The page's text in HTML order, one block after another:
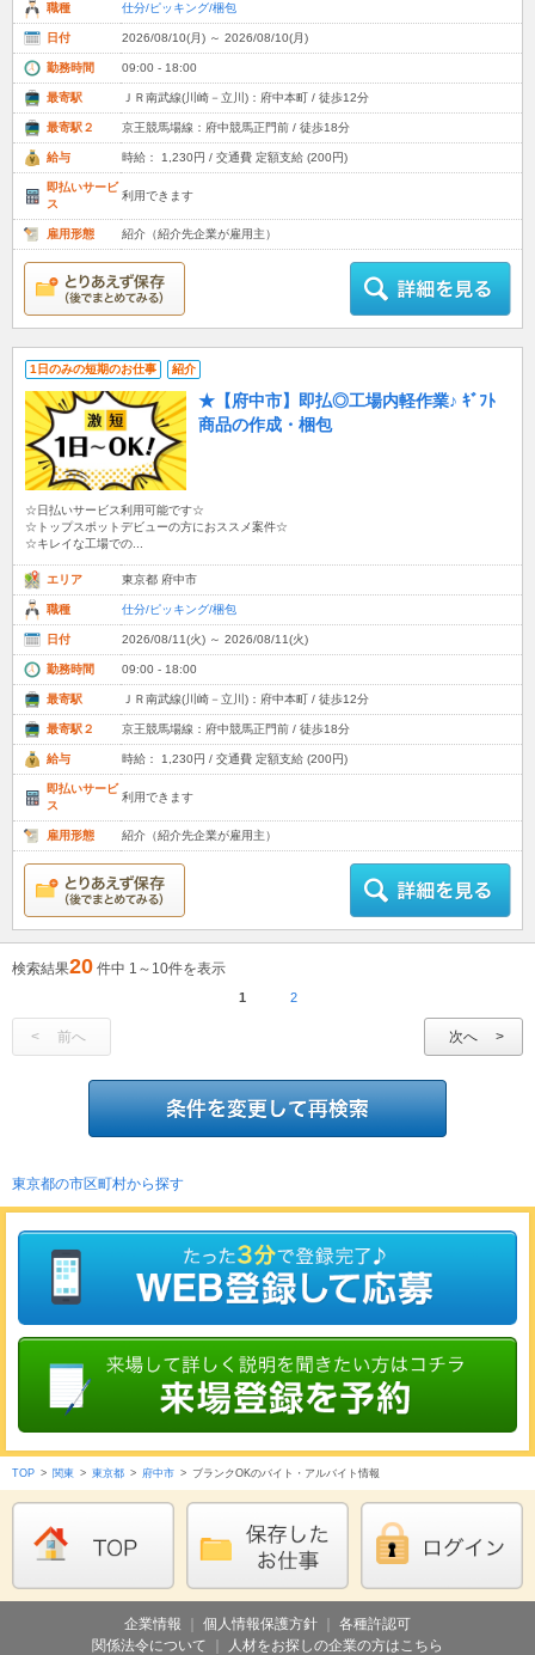
職種 仕分/ピッキング/梱包
日付 2026/08/10(月) ～ 2026/08/10(月)
勤務時間 09:00 - 18:00
最寄駅 ＪＲ南武線(川崎－立川)：府中本町 / 徒歩12分
最寄駅２ 京王競馬場線：府中競馬正門前 / 徒歩18分
給与 時給： 1,230円 / 交通費 定額支給 (200円)
即払いサービ
ス
利用できます
雇用形態 紹介（紹介先企業が雇用主）
1日のみの短期のお仕事 紹介
★【府中市】即払◎工場内軽作業♪ ｷﾞﾌﾄ
商品の作成・梱包
☆日払いサービス利用可能です☆
☆トップスポットデビューの方におススメ案件☆
☆キレイな工場での...
エリア 東京都 府中市
職種 仕分/ピッキング/梱包
日付 2026/08/11(火) ～ 2026/08/11(火)
勤務時間 09:00 - 18:00
最寄駅 ＪＲ南武線(川崎－立川)：府中本町 / 徒歩12分
最寄駅２ 京王競馬場線：府中競馬正門前 / 徒歩18分
給与 時給： 1,230円 / 交通費 定額支給 (200円)
即払いサービ
ス
利用できます
雇用形態 紹介（紹介先企業が雇用主）
検索結果20 件中 1～10件を表示
1 2
前へ 次へ
東京都の市区町村から探す
TOP > 関東 > 東京都 > 府中市 > ブランクOKのバイト・アルバイト情報
企業情報 ｜ 個人情報保護方針 ｜ 各種許認可
関係法令について ｜ 人材をお探しの企業の方はこちら